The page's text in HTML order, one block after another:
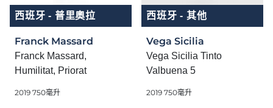
西班牙 - 普里奧拉
Franck Massard
Franck Massard,
Humilitat, Priorat
2019 750毫升
西班牙 - 其他
Vega Sicilia
Vega Sicilia Tinto
Valbuena 5
2019 750毫升